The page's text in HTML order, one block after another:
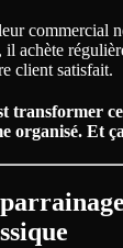
commercial
achète
client satisfait.
transformer
organisé. Et